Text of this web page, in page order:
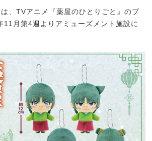
、TVアニメ『薬屋のひとりごと』のプ
11月第4週よりアミューズメント施設に